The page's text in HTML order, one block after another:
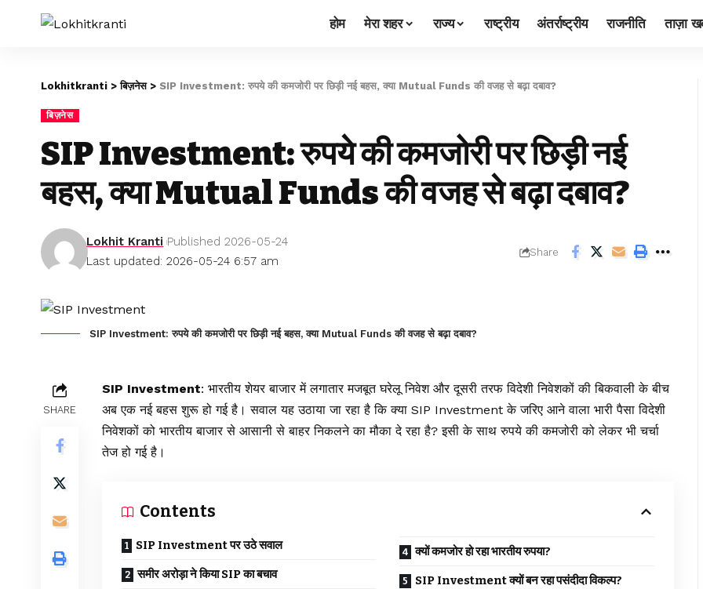
होम मेरा शहर राज्य राष्ट्रीय अंतर्राष्ट्रीय राजनीति ताज़ा
Lokhitkranti >बिज़नेस> SIP Investment: रुपये की कमजोरी पर छिड़ी नई बहस, क्या Mutual Funds की वजह से बढ़ा दबाव?
बिज़नेस
SIP Investment: रुपये की कमजोरी पर छिड़ी नई
बहस, क्या Mutual Funds की वजह से बढ़ा दबाव?
Last updated: 2026-05-24 6:57 am
Lokhit Kranti Published 2026-05-24
Share
SIP Investment: रुपये की कमजोरी पर छिड़ी नई बहस, क्या Mutual Funds की वजह से बढ़ा दबाव?
SHARE
SIP Investment: भारतीय शेयर बाजार में लगातार मजबूत घरेलू निवेश और दूसरी तरफ विदेशी निवेशकों की बिकवाली के बीच
अब एक नई बहस शुरू हो गई है। सवाल यह उठाया जा रहा है कि क्या SIP Investment के जरिए आने वाला भारी पैसा विदेशी
निवेशकों को भारतीय बाजार से आसानी से बाहर निकलने का मौका दे रहा है? इसी के साथ रुपये की कमजोरी को लेकर भी चर्चा
तेज हो गई है।
Contents
SIP Investment पर उठे सवाल
समीर अरोड़ा ने किया SIP का बचाव
क्यों कमजोर हो रहा भारतीय रुपया?
SIP Investment क्यों बन रहा पसंदीदा विकल्प?